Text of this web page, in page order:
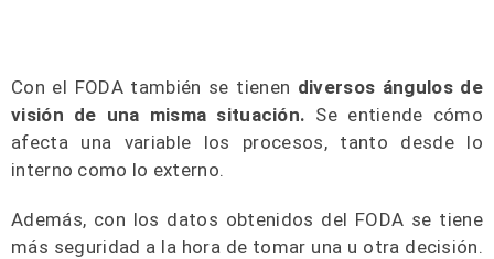
Con el FODA también se tienen diversos ángulos de
visión de una misma situación. Se entiende cómo
afecta una variable los procesos, tanto desde lo
interno como lo externo.
Además, con los datos obtenidos del FODA se tiene
más seguridad a la hora de tomar una u otra decisión.